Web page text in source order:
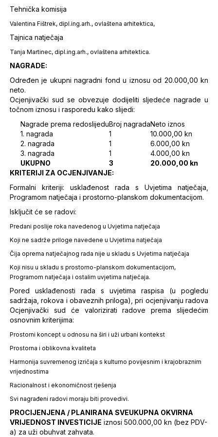
Tehnička komisija
Valentina Fištrek, dipl.ing.arh., ovlaštena arhitektica,
Tajnica natječaja
Tanja Martinec, dipl.ing.arh., ovlaštena arhitektica.
NAGRADE:
Određen je ukupni nagradni fond u iznosu od 20.000,00 kn
neto.
Ocjenjivački sud se obvezuje dodijeliti sljedeće nagrade u
točnom iznosu i rasporedu kako slijedi:
Nagrade prema redoslijeduBroj nagradaNeto iznos
1. nagrada
1
10.000,00 kn
2. nagrada
1
6.000,00 kn
3. nagrada
1
4.000,00 kn
UKUPNO
3
20.000,00 kn
KRITERIJI ZA OCJENJIVANJE:
Formalni kriteriji: usklađenost rada s Uvjetima natječaja,
Programom natječaja i prostorno-planskom dokumentacijom.
Isključit će se radovi:
Predani poslije roka navedenog u Uvjetima natječaja
Koji ne sadrže priloge navedene u Uvjetima natječaja
Čija oprema natječajnog rada nije u skladu s Uvjetima natječaja
Koji nisu u skladu s prostorno-planskom dokumentacijom,
Programom natječaja i ostalim uvjetima natječaja.
Pored usklađenosti rada s uvjetima raspisa (u pogledu
sadržaja, rokova i obaveznih priloga), pri ocjenjivanju radova
Ocjenjivački sud će valorizirati radove prema slijedećim
osnovnim kriterijima:
Prostorni koncept u odnosu na širi i uži urbani kontekst
Prostorna i oblikovna kvaliteta
Harmonija suvremenog izričaja s kulturno povijesnim i krajobraznim
vrijednostima
Racionalnost i ekonomičnost rješenja
Svi nagrađeni radovi moraju biti provedivi.
PROCIJENJENA / PLANIRANA SVEUKUPNA OKVIRNA
VRIJEDNOST INVESTICIJE iznosi 500.000,00 kn (bez PDV-
a) za uži obuhvat zahvata.